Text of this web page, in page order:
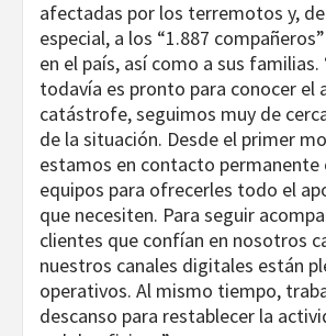
afectadas por los terremotos y,
especial, a los “1.887
en el país, así como a sus familias.
todavía es pronto para conocer el
catástrofe, seguimos muy de
de la situación. Desde el primer
estamos en contacto permanente
equipos para ofrecerles todo el
que necesiten. Para seguir
clientes que confían en nosotros
nuestros canales digitales están
operativos. Al mismo tiempo,
descanso para restablecer la